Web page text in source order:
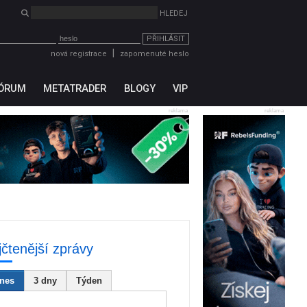
PŘIHLÁSIT
nová registrace
zapomenuté heslo
METATRADER BLOGY VIP
reklama
reklama
zprávy
3 dny Týden